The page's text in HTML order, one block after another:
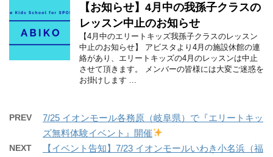
【お知らせ】4月中の我孫子クラスの
レッスン中止のお知らせ
【4月中のエリートキッズ我孫子クラスのレッスン
中止のお知らせ】 アビスタより4月の施設休館の連
絡があり、エリートキッズの4月のレッスンは中止
させて頂きます。 メンバーの皆様には大変ご迷惑を
お掛けします ...
PREV
7/25 イオンモール各務原（岐阜県）で『エリートキッ
ズ無料体験イベント』開催
NEXT
【イベント告知】7/23 イオンモールいわき小名浜（福